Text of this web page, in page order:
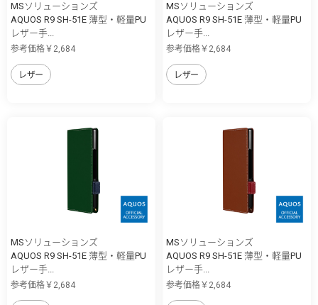
MSソリューションズ
AQUOS R9 SH-51E 薄型・軽量PU
レザー手...
参考価格￥2,684
レザー
MSソリューションズ
AQUOS R9 SH-51E 薄型・軽量PU
レザー手...
参考価格￥2,684
レザー
MSソリューションズ
AQUOS R9 SH-51E 薄型・軽量PU
レザー手...
参考価格￥2,684
MSソリューションズ
AQUOS R9 SH-51E 薄型・軽量PU
レザー手...
参考価格￥2,684